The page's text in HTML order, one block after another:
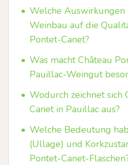
• Welche Auswirkungen
Weinbau auf die
Pontet-Canet?
• Was macht Château
Pauillac-Weingut
• Wodurch zeichnet sich
Canet in Pauillac aus?
• Welche Bedeutung
(Ullage) und
Pontet-Canet-